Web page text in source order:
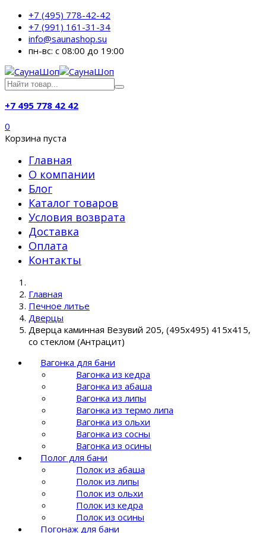
+7 (495) 778-42-42
+7 (991) 161-31-34
info@saunashop.su
пн-вс: с 08:00 до 19:00
+7 495 778 42 42
0
Корзина пуста
Главная
О компании
Блог
Каталог товаров
Условия возврата
Доставка
Оплата
Контакты
Главная
Печное литье
Дверцы
Дверца каминная Везувий 205, (495х495) 415х415,
со стеклом (Антрацит)
Вагонка для бани
Вагонка из кедра
Вагонка из абаша
Вагонка из липы
Вагонка из термо липа
Вагонка из ольхи
Вагонка из сосны
Вагонка из осины
Полог для бани
Полок из абаша
Полок из липы
Полок из ольхи
Полок из кедра
Полок из осины
Погонаж для бани